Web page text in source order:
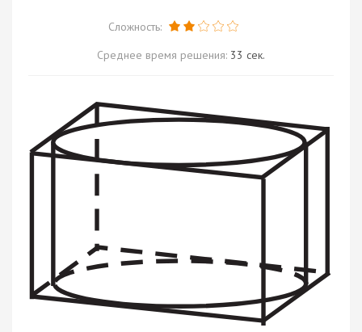
Сложность:
Среднее время решения: 33 сек.